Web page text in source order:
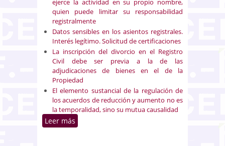
quien puede limitar su responsabilidad
registralmente
Datos sensibles en los asientos registrales.
Interés legítimo. Solicitud de certificaciones
La inscripción del divorcio en el Registro
Civil debe ser previa a la de las
adjudicaciones de bienes en el de la
Propiedad
El elemento sustancial de la regulación de
los acuerdos de reducción y aumento no es
la temporalidad, sino su mutua causalidad
Leer más